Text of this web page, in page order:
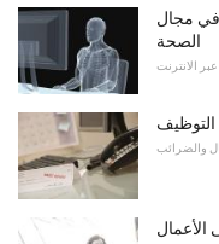
في مجال
الصحة
عبر الانترنت
التوظيف
والضرائب
الأعمال